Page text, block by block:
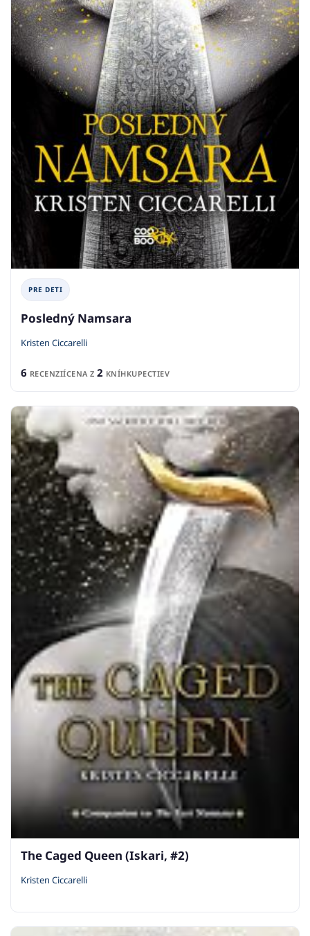
PRE DETI
Posledný Namsara
Kristen Ciccarelli
6 RECENZIÍCENA Z 2 KNÍHKUPECTIEV
The Caged Queen (Iskari, #2)
Kristen Ciccarelli